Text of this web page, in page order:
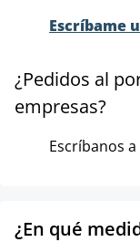
Escríbame
¿Pedidos al
empresas?
Escríbanos a
¿En qué